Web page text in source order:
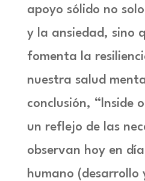
apoyo sólido no
y la ansiedad, sino
fomenta la
nuestra salud
conclusión, “Inside
un reflejo de las
observan hoy en
humano (desarrollo